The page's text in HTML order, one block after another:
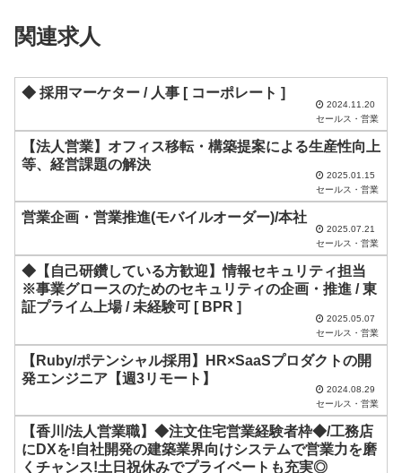
ー
ド
の
ま
し
て
く
だ
。
関連求人
◆ 採用マーケター / 人事 [ コーポレート ]
2024.11.20
セールス・営業
【法人営業】オフィス移転・構築提案による生産性向上
等、経営課題の解決
2025.01.15
セールス・営業
営業企画・営業推進(モバイルオーダー)/本社
2025.07.21
セールス・営業
◆【自己研鑽している方歓迎】情報セキュリティ担当
※事業グロースのためのセキュリティの企画・推進 / 東
証プライム上場 / 未経験可 [ BPR ]
2025.05.07
セールス・営業
【Ruby/ポテンシャル採用】HR×SaaSプロダクトの開
発エンジニア【週3リモート】
2024.08.29
セールス・営業
【香川/法人営業職】◆注文住宅営業経験者枠◆/工務店
にDXを!自社開発の建築業界向けシステムで営業力を磨
くチャンス!土日祝休みでプライベートも充実◎